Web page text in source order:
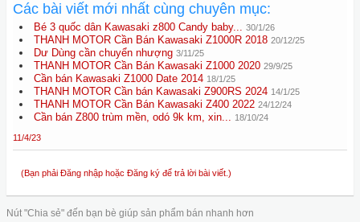
Các bài viết mới nhất cùng chuyên mục:
Bé 3 quốc dân Kawasaki z800 Candy baby... 30/1/26
THANH MOTOR Cần Bán Kawasaki Z1000R 2018 20/12/25
Dư Dùng cần chuyển nhượng 3/11/25
THANH MOTOR Cần Bán Kawasaki Z1000 2020 29/9/25
Cần bán Kawasaki Z1000 Date 2014 18/1/25
THANH MOTOR Cần bán Kawasaki Z900RS 2024 14/1/25
THANH MOTOR Cần Bán Kawasaki Z400 2022 24/12/24
Cần bán Z800 trùm mền, odó 9k km, xin... 18/10/24
11/4/23
(Bạn phải Đăng nhập hoặc Đăng ký để trả lời bài viết.)
Nút "Chia sẻ" đến bạn bè giúp sản phẩm bán nhanh hơn